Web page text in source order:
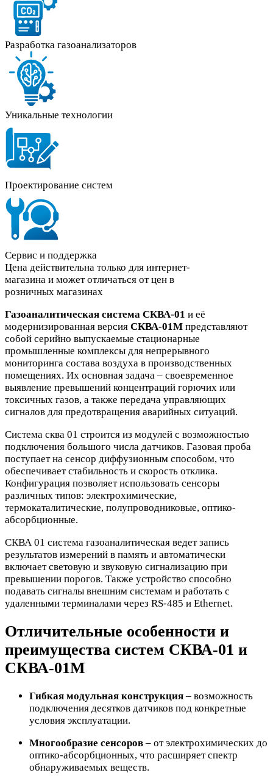
Разработка газоанализаторов
Уникальные технологии
Проектирование систем
Сервис и поддержка
Цена действительна только для интернет-
магазина и может отличаться от цен в
розничных магазинах
Газоаналитическая система СКВА-01 и её
модернизированная версия СКВА-01М представляют
собой серийно выпускаемые стационарные
промышленные комплексы для непрерывного
мониторинга состава воздуха в производственных
помещениях. Их основная задача – своевременное
выявление превышений концентраций горючих или
токсичных газов, а также передача управляющих
сигналов для предотвращения аварийных ситуаций.
Система сква 01 строится из модулей с возможностью
подключения большого числа датчиков. Газовая проба
поступает на сенсор диффузионным способом, что
обеспечивает стабильность и скорость отклика.
Конфигурация позволяет использовать сенсоры
различных типов: электрохимические,
термокаталитические, полупроводниковые, оптико-
абсорбционные.
СКВА 01 система газоаналитическая ведет запись
результатов измерений в память и автоматически
включает световую и звуковую сигнализацию при
превышении порогов. Также устройство способно
подавать сигналы внешним системам и работать с
удаленными терминалами через RS-485 и Ethernet.
Отличительные особенности и
преимущества систем СКВА-01 и
СКВА-01М
Гибкая модульная конструкция – возможность
подключения десятков датчиков под конкретные
условия эксплуатации.
Многообразие сенсоров – от электрохимических до
оптико-абсорбционных, что расширяет спектр
обнаруживаемых веществ.